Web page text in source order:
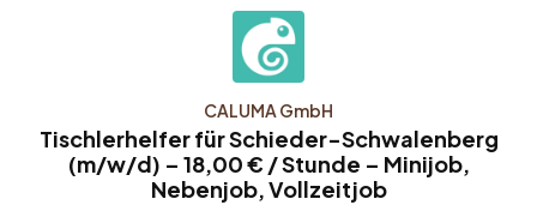
CALUMA GmbH
Tischlerhelfer für Schieder-Schwalenberg
(m/w/d) – 18,00 € / Stunde – Minijob,
Nebenjob, Vollzeitjob